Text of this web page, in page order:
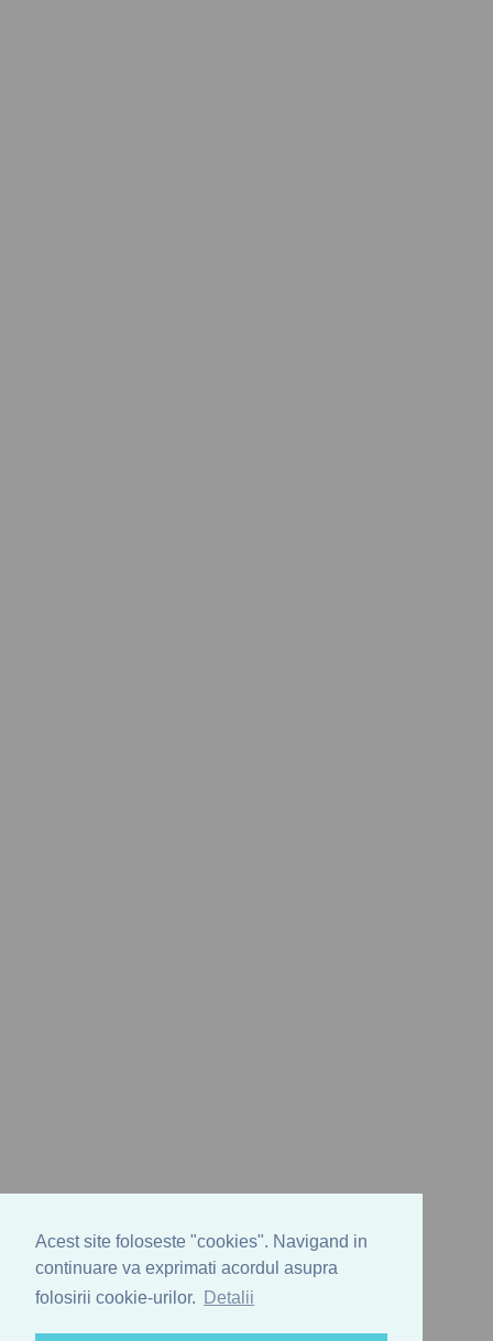
Acest site foloseste "cookies". Navigand in
continuare va exprimati acordul asupra
folosirii cookie-urilor.
Detalii